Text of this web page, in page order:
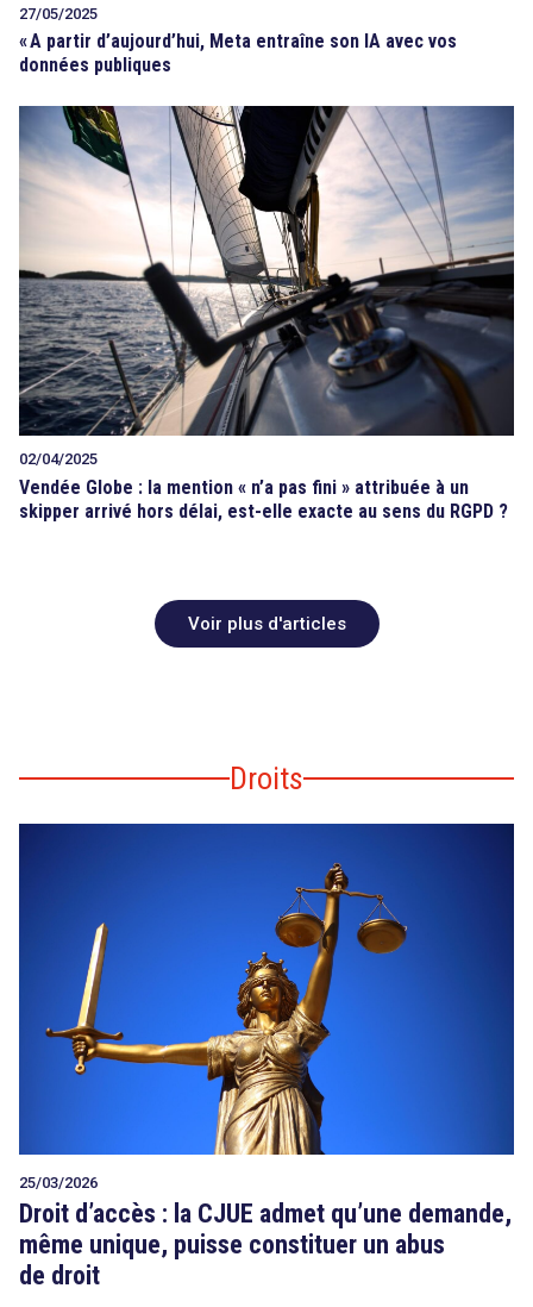
27/05/2025
«A partir d’aujourd’hui, Meta entraîne son IA avec vos
données publiques
02/04/2025
Vendée Globe : la mention « n’a pas fini » attribuée à un
skipper arrivé hors délai, est-elle exacte au sens du RGPD ?
Voir plus d'articles
Droits
25/03/2026
Droit d’accès : la CJUE admet qu’une demande,
même unique, puisse constituer un abus
de droit